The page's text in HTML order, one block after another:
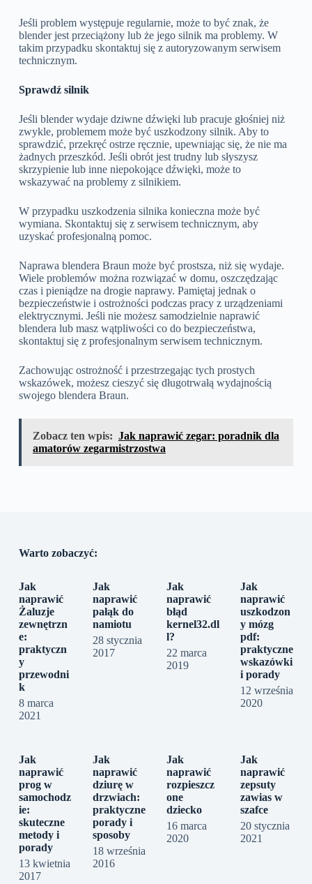
Jeśli problem występuje regularnie, może to być znak, że
blender jest przeciążony lub że jego silnik ma problemy. W
takim przypadku skontaktuj się z autoryzowanym serwisem
technicznym.
Sprawdź silnik
Jeśli blender wydaje dziwne dźwięki lub pracuje głośniej niż
zwykle, problemem może być uszkodzony silnik. Aby to
sprawdzić, przekręć ostrze ręcznie, upewniając się, że nie ma
żadnych przeszkód. Jeśli obrót jest trudny lub słyszysz
skrzypienie lub inne niepokojące dźwięki, może to
wskazywać na problemy z silnikiem.
W przypadku uszkodzenia silnika konieczna może być
wymiana. Skontaktuj się z serwisem technicznym, aby
uzyskać profesjonalną pomoc.
Naprawa blendera Braun może być prostsza, niż się wydaje.
Wiele problemów można rozwiązać w domu, oszczędzając
czas i pieniądze na drogie naprawy. Pamiętaj jednak o
bezpieczeństwie i ostrożności podczas pracy z urządzeniami
elektrycznymi. Jeśli nie możesz samodzielnie naprawić
blendera lub masz wątpliwości co do bezpieczeństwa,
skontaktuj się z profesjonalnym serwisem technicznym.
Zachowując ostrożność i przestrzegając tych prostych
wskazówek, możesz cieszyć się długotrwałą wydajnością
swojego blendera Braun.
Zobacz ten wpis: Jak naprawić zegar: poradnik dla
amatorów zegarmistrzostwa
Warto zobaczyć:
Jak
naprawić
Żaluzje
zewnętrzn
e:
praktyczn
y
przewodni
k
8 marca
2021
Jak
naprawić
pałąk do
namiotu
28 stycznia
2017
Jak
naprawić
błąd
kernel32.dl
l?
22 marca
2019
Jak
naprawić
uszkodzon
y mózg
pdf:
praktyczne
wskazówki
i porady
12 września
2020
Jak
naprawić
prog w
samochodz
ie:
skuteczne
metody i
porady
13 kwietnia
2017
Jak
naprawić
dziurę w
drzwiach:
praktyczne
porady i
sposoby
18 września
2016
Jak
naprawić
rozpieszcz
one
dziecko
16 marca
2020
Jak
naprawić
zepsuty
zawias w
szafce
20 stycznia
2021